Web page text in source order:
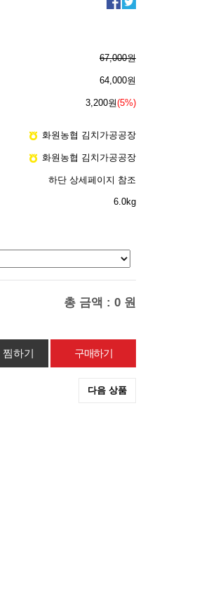
67,000원
64,000원
3,200원(5%)
화원농협 김치가공공장
화원농협 김치가공공장
하단 상세페이지 참조
6.0kg
총 금액 : 0 원
찜하기
다음 상품